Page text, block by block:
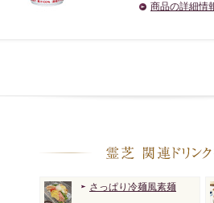
商品の詳細情
さっぱり冷麺風素麺